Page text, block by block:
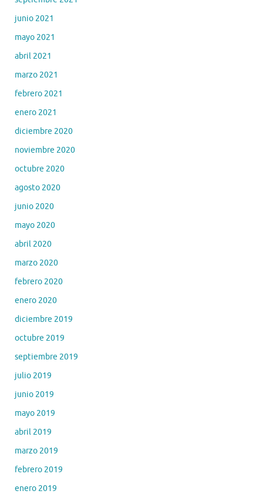
junio 2021
mayo 2021
abril 2021
marzo 2021
febrero 2021
enero 2021
diciembre 2020
noviembre 2020
octubre 2020
agosto 2020
junio 2020
mayo 2020
abril 2020
marzo 2020
febrero 2020
enero 2020
diciembre 2019
octubre 2019
septiembre 2019
julio 2019
junio 2019
mayo 2019
abril 2019
marzo 2019
febrero 2019
enero 2019